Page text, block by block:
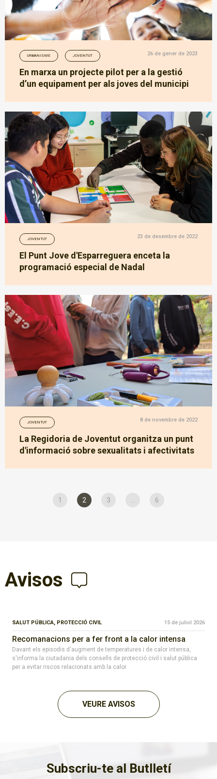
URBANISME JOVENTUT 26 de gener de 2023
En marxa un projecte pilot per a la gestió
d’un equipament per als joves del municipi
JOVENTUT 23 de desembre de 2022
El Punt Jove d'Esparreguera enceta la
programació especial de Nadal
JOVENTUT 8 de novembre de 2022
La Regidoria de Joventut organitza un punt
d'informació sobre sexualitats i afectivitats
1 2 3 6
Avisos
SALUT PÚBLICA, PROTECCIÓ CIVIL 15 de juliol 2026
Recomanacions per a fer front a la calor intensa
Davant els episodis d'augment de temperatures i de calor intensa,
s'informa la ciutadania dels consells de protecció civil i salut pública
per a evitar riscos relacionats amb la calor
VEURE AVISOS
Subscriu-te al Butlletí